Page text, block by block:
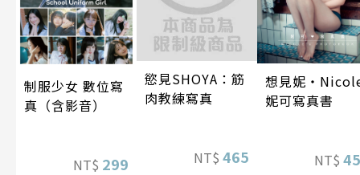
制服少女 數位寫
真（含影音）
NT$ 299
慾見SHOYA：筋
肉教練寫真
NT$ 465
想見妮
妮可寫真書
NT$